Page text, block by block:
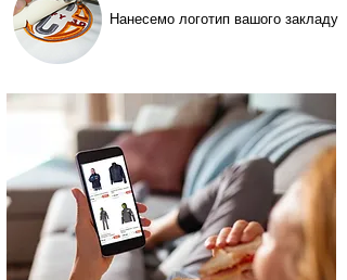
Нанесемо логотип вашого закладу